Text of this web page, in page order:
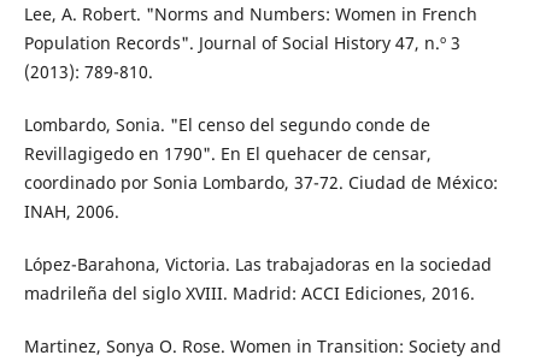
Lee, A. Robert. "Norms and Numbers: Women in French
Population Records". Journal of Social History 47, n.º 3
(2013): 789-810.
Lombardo, Sonia. "El censo del segundo conde de
Revillagigedo en 1790". En El quehacer de censar,
coordinado por Sonia Lombardo, 37-72. Ciudad de México:
INAH, 2006.
López-Barahona, Victoria. Las trabajadoras en la sociedad
madrileña del siglo XVIII. Madrid: ACCI Ediciones, 2016.
Martinez, Sonya O. Rose. Women in Transition: Society and